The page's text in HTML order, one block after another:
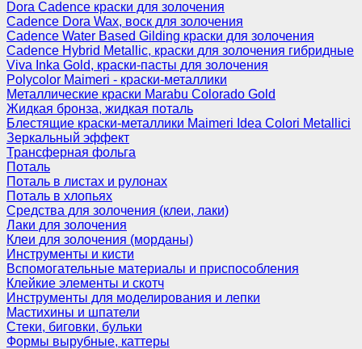
Dora Cadence краски для золочения
Cadence Dora Wax, воск для золочения
Cadence Water Based Gilding краски для золочения
Cadence Hybrid Metallic, краски для золочения гибридные
Viva Inka Gold, краски-пасты для золочения
Polycolor Maimeri - краски-металлики
Металлические краски Marabu Colorado Gold
Жидкая бронза, жидкая поталь
Блестящие краски-металлики Maimeri Idea Colori Metallici
Зеркальный эффект
Трансферная фольга
Поталь
Поталь в листах и рулонах
Поталь в хлопьях
Средства для золочения (клеи, лаки)
Лаки для золочения
Клеи для золочения (морданы)
Инструменты и кисти
Вспомогательные материалы и приспособления
Клейкие элементы и скотч
Инструменты для моделирования и лепки
Мастихины и шпатели
Стеки, биговки, бульки
Формы вырубные, каттеры